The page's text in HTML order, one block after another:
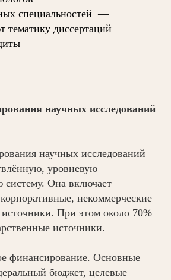
специальностей —
тематику диссертаций
научных исследований
научных исследований
уровневую
систему. Она включает
некоммерческие
При этом около 70%
источники.
финансирование. Основные
бюджет, целевые